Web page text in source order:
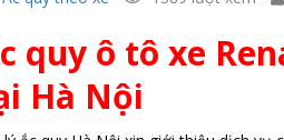
quy ô tô xe
Hà Nội